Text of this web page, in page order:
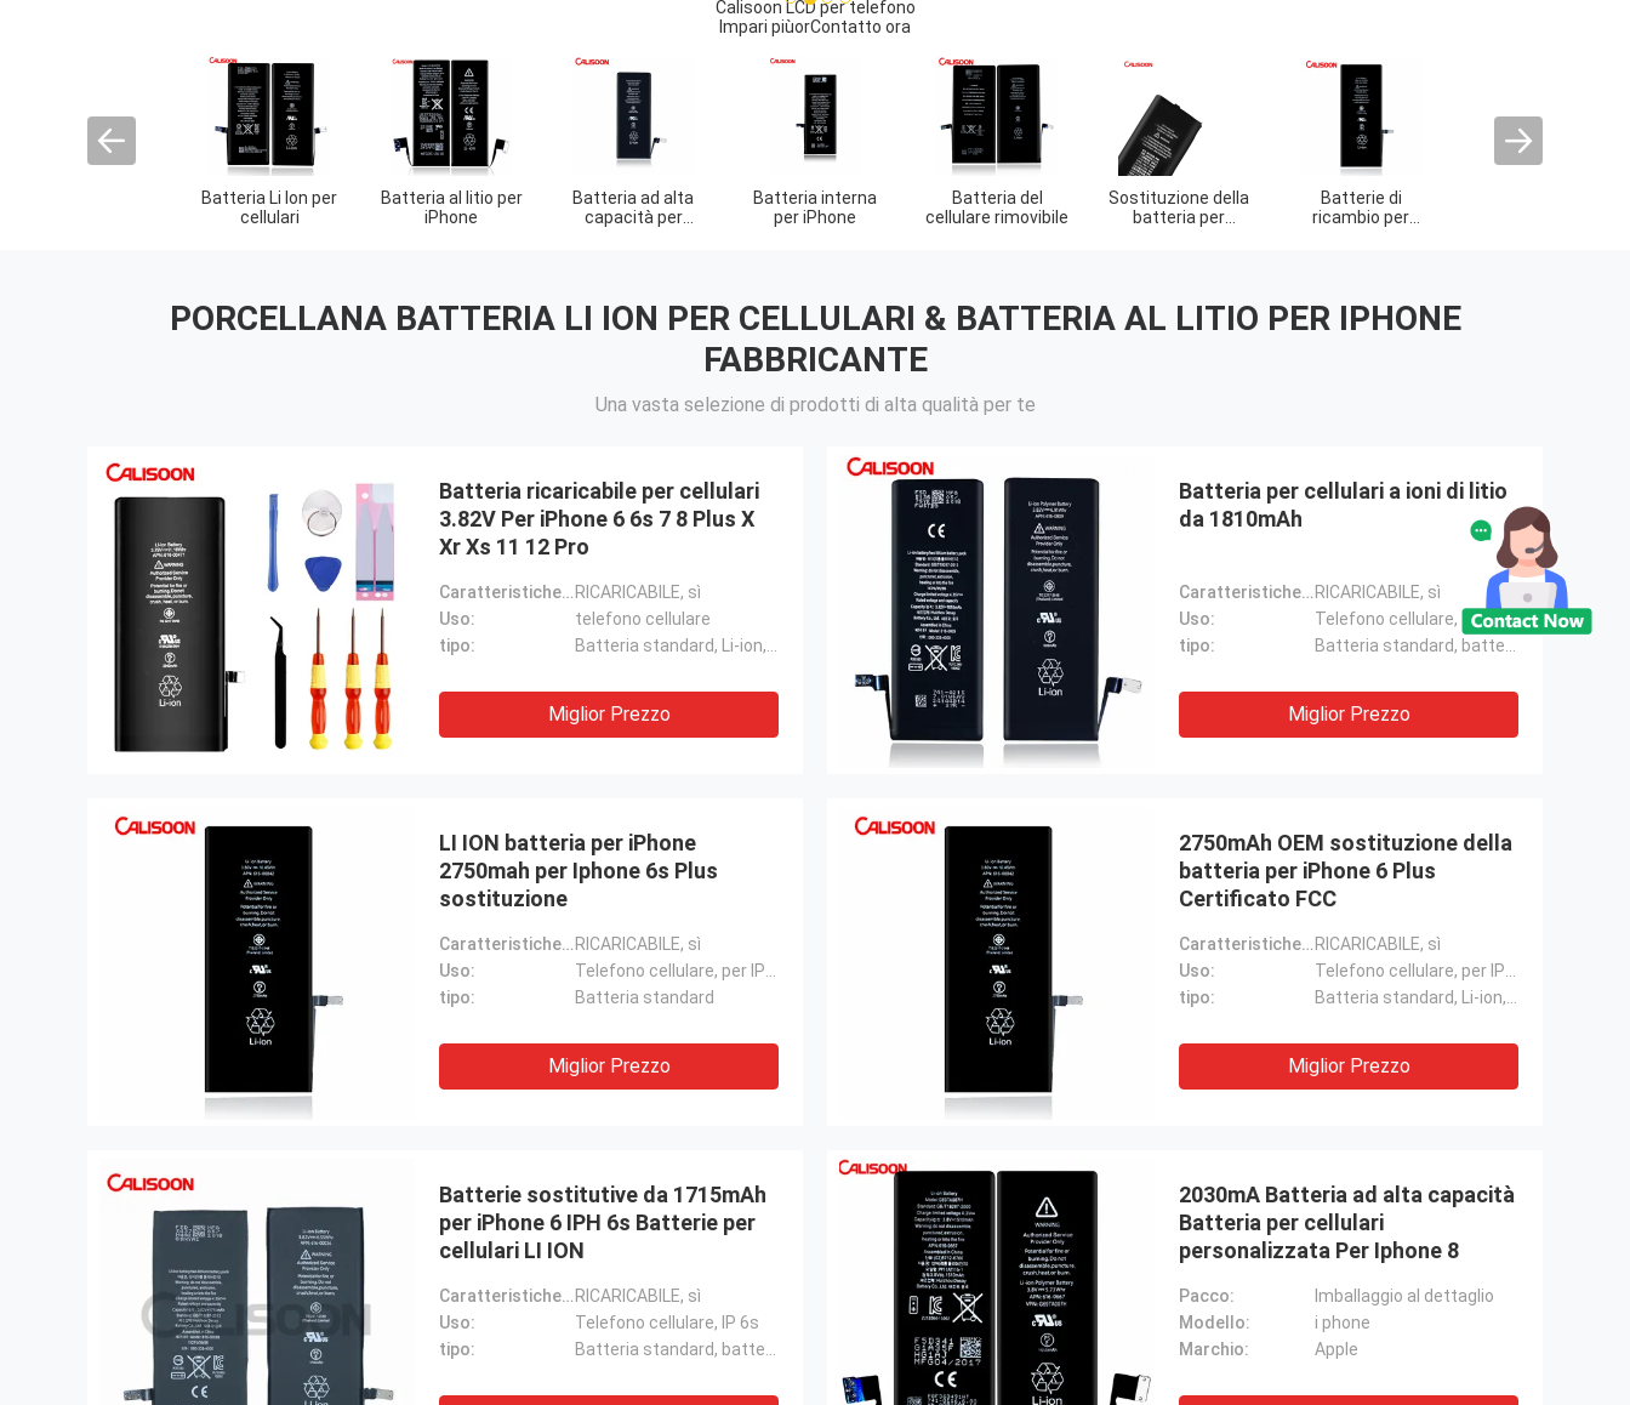
Calisoon LCD per telefono
Impari piùorContatto ora
Batteria del
cellulare rimovibile
Sostituzione della
Batterie di
ricambio per
Batterie di
ricambio per
Batterie per
iPhone 8
Sostituzione della
batteria per
Batterie per
iPhone 12
Sostituzione LCD
PORCELLANA BATTERIA LI ION PER CELLULARI & BATTERIA AL LITIO PER IPHONE
FABBRICANTE
Una vasta selezione di prodotti di alta qualità per te
Batteria ricaricabile per cellulari
3.82V Per iPhone 6 6s 7 8 Plus X
Xr Xs 11 12 Pro
Caratteristiche del prodotto: RICARICABILE, sì
Uso:
telefono cellulare
tipo:
Batteria standard, Li-ion, batteria ricaricabile
Miglior Prezzo
Batteria per cellulari a ioni di litio
da 1810mAh
Caratteristiche del prodotto: RICARICABILE, sì
Uso:
Telefono cellulare, IP6
tipo:
Batteria standard, batteria standard
Miglior Prezzo
LI ION batteria per iPhone
2750mah per Iphone 6s Plus
sostituzione
Caratteristiche del prodotto: RICARICABILE, sì
Uso:
Telefono cellulare, per IP 6sp
tipo:
Batteria standard
Miglior Prezzo
2750mAh OEM sostituzione della
batteria per iPhone 6 Plus
Certificato FCC
Caratteristiche del prodotto: RICARICABILE, sì
Uso:
Telefono cellulare, per IP 6sp
tipo:
Batteria standard, Li-ion, batterie ricaricabili, batteria standard
Miglior Prezzo
Batterie sostitutive da 1715mAh
per iPhone 6 IPH 6s Batterie per
cellulari LI ION
Caratteristiche del prodotto: RICARICABILE, sì
Uso:
Telefono cellulare, IP 6s
tipo:
Batteria standard, batteria standard
2030mA Batteria ad alta capacità
Batteria per cellulari
personalizzata Per Iphone 8
Pacco:
Imballaggio al dettaglio
Modello:
i phone
Marchio:
Apple